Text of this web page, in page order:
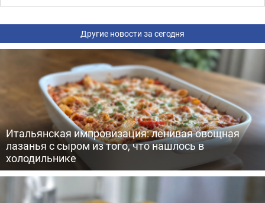
Другие новости за сегодня
Итальянская импровизация: ленивая овощная
лазанья с сыром из того, что нашлось в
холодильнике